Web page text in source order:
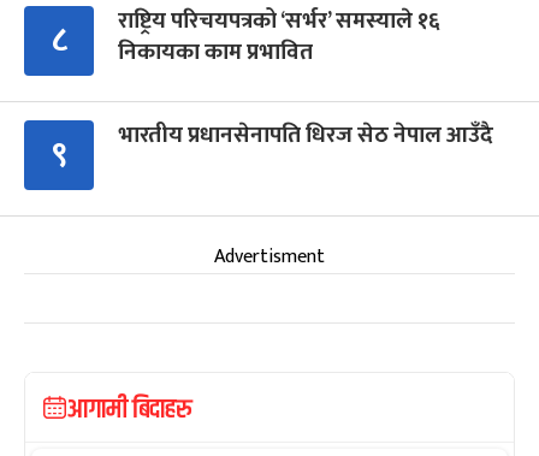
८
राष्ट्रिय परिचयपत्रको ‘सर्भर’ समस्याले १६
निकायका काम प्रभावित
९ भारतीय प्रधानसेनापति धिरज सेठ नेपाल आउँदै
Advertisment
आगामी बिदाहरु